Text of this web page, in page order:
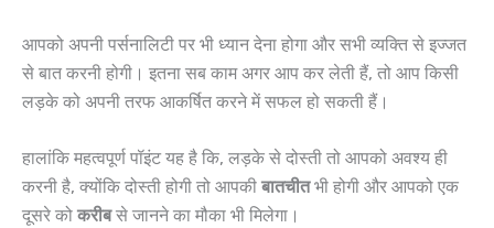
आपको अपनी पर्सनालिटी पर भी ध्यान देना होगा और सभी व्यक्ति से इज्जत
से बात करनी होगी। इतना सब काम अगर आप कर लेती हैं, तो आप किसी
लड़के को अपनी तरफ आकर्षित करने में सफल हो सकती हैं।
हालांकि महत्वपूर्ण पॉइंट यह है कि, लड़के से दोस्ती तो आपको अवश्य ही
करनी है, क्योंकि दोस्ती होगी तो आपकी बातचीतभी होगी और आपको एक
दूसरे को करीबसे जानने का मौका भी मिलेगा।